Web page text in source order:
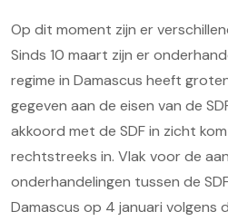
Op dit moment zijn er
Sinds 10 maart zijn er
regime in Damascus heeft
gegeven aan de eisen van de
akkoord met de SDF in zicht
rechtstreeks in. Vlak voor de
onderhandelingen tussen de
Damascus op 4 januari volgens